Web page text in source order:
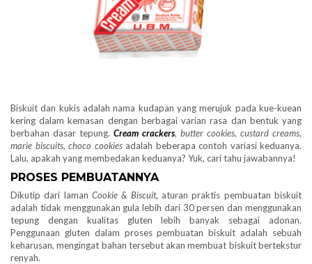
Biskuit dan kukis adalah nama kudapan yang merujuk pada kue-kuean
kering dalam kemasan dengan berbagai varian rasa dan bentuk yang
berbahan dasar tepung. Cream crackers, butter cookies, custard creams,
marie biscuits, choco cookies adalah beberapa contoh variasi keduanya.
Lalu, apakah yang membedakan keduanya? Yuk, cari tahu jawabannya!
PROSES PEMBUATANNYA
Dikutip dari laman Cookie & Biscuit, aturan praktis pembuatan biskuit
adalah tidak menggunakan gula lebih dari 30 persen dan menggunakan
tepung dengan kualitas gluten lebih banyak sebagai adonan.
Penggunaan gluten dalam proses pembuatan biskuit adalah sebuah
keharusan, mengingat bahan tersebut akan membuat biskuit bertekstur
renyah.